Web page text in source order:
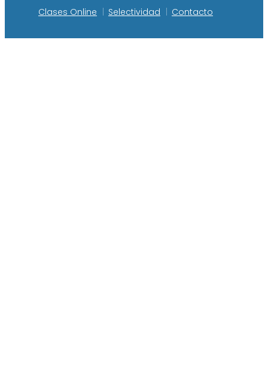
Clases Online Selectividad Contacto